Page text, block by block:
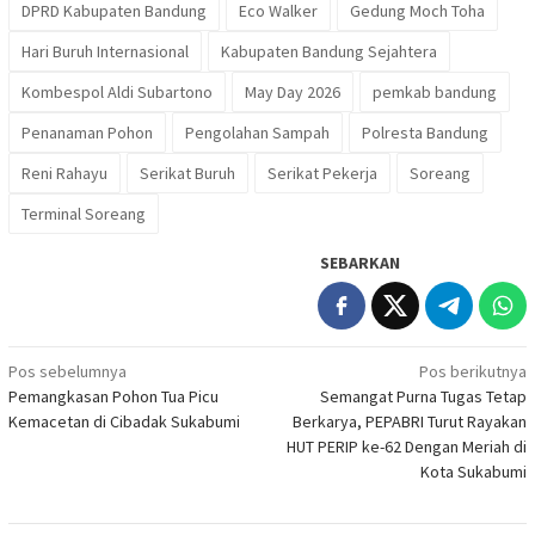
DPRD Kabupaten Bandung Eco Walker
Gedung Moch Toha
Hari Buruh Internasional
Kabupaten Bandung Sejahtera
Kombespol Aldi Subartono
May Day 2026
pemkab bandung
Penanaman Pohon
Pengolahan Sampah
Polresta Bandung
Reni Rahayu
Serikat Buruh Serikat Pekerja
Soreang
Terminal Soreang
SEBARKAN
Navigasi
pos
Pos sebelumnya
Pemangkasan Pohon Tua Picu
Kemacetan di Cibadak Sukabumi
Pos berikutnya
Semangat Purna Tugas Tetap
Berkarya, PEPABRI Turut Rayakan
HUT PERIP ke-62 Dengan Meriah di
Kota Sukabumi